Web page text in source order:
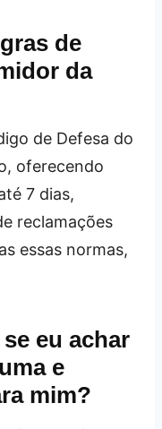
de
da
de Defesa do
oferecendo
7 dias,
reclamações
essas normas,
eu achar
e
mim?